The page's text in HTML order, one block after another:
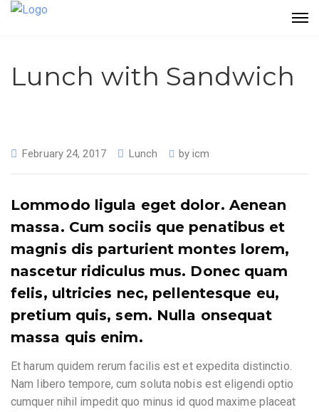
Lunch with Sandwich
February 24, 2017 Lunch by icm
Lommodo ligula eget dolor. Aenean
massa. Cum sociis que penatibus et
magnis dis parturient montes lorem,
nascetur ridiculus mus. Donec quam
felis, ultricies nec, pellentesque eu,
pretium quis, sem. Nulla onsequat
massa quis enim.
Et harum quidem rerum facilis est et expedita distinctio.
Nam libero tempore, cum soluta nobis est eligendi optio
cumquer nihil impedit quo minus id quod maxime placeat